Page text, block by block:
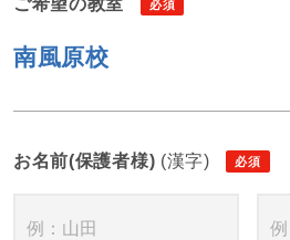
南風原校
お名前(保護者様) (漢字)